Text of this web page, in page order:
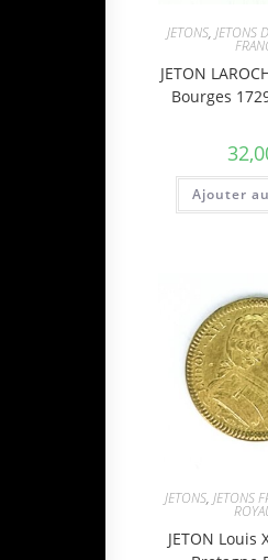
JETONS, JETONS
JETON
Bourges
Ajouter
JETONS, JETONS
JETON Louis